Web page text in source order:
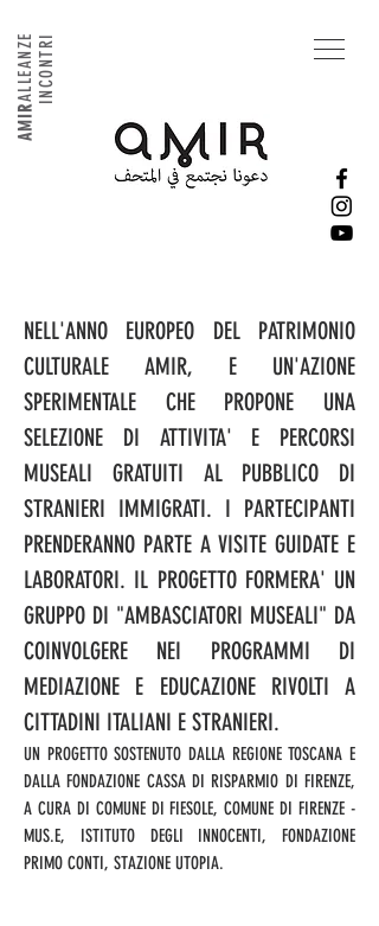
AMIR
ALLEANZEINCONTRI
NELL'ANNO EUROPEO DEL PATRIMONIO
CULTURALE AMIR, E UN'AZIONE
SPERIMENTALE CHE PROPONE UNA
SELEZIONE DI ATTIVITA' E PERCORSI
MUSEALI GRATUITI AL PUBBLICO DI
STRANIERI IMMIGRATI. I PARTECIPANTI
PRENDERANNO PARTE A VISITE GUIDATE E
LABORATORI. IL PROGETTO FORMERA' UN
GRUPPO DI "AMBASCIATORI MUSEALI" DA
COINVOLGERE NEI PROGRAMMI DI
MEDIAZIONE E EDUCAZIONE RIVOLTI A
CITTADINI ITALIANI E STRANIERI.
UN PROGETTO SOSTENUTO DALLA REGIONE TOSCANA E
DALLA FONDAZIONE CASSA DI RISPARMIO DI FIRENZE,
A CURA DI COMUNE DI FIESOLE, COMUNE DI FIRENZE -
MUS.E, ISTITUTO DEGLI INNOCENTI, FONDAZIONE
PRIMO CONTI, STAZIONE UTOPIA.